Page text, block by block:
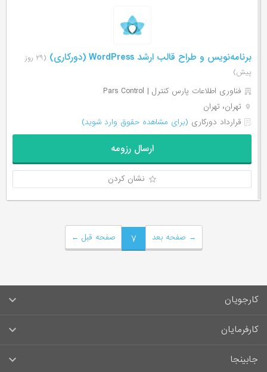
برنامه‌نویس و طراح قالب ارشد WordPress (دورکاری)
(۲۹ روز
پیش)
فناوری اطلاعات پارس کنترل | Pars Control
تهران، تهران
قرارداد دورکاری (برای مشاهده حقوق وارد شوید)
ارسال رزومه
نشان کردن
← صفحه قبل ۷ صفحه بعد →
کارجویان
سوالات متداول کارجویان
کارفرمایان
راهنمای ثبت آگهی استخدام
جابینجا